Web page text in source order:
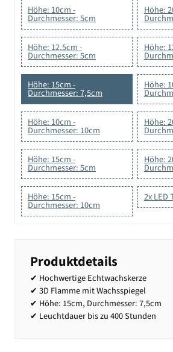
Höhe: 10cm -
Durchmesser: 5cm
Höhe:
Höhe: 12,5cm -
Durchmesser: 5cm
Höhe:
Höhe: 15cm -
Durchmesser: 7,5cm
Höhe:
Höhe: 10cm -
Durchmesser: 10cm
Höhe:
Höhe: 15cm -
Durchmesser: 5cm
Höhe:
Höhe: 15cm -
Durchmesser: 10cm
2x LED
Produktdetails
✔ Hochwertige Echtwachskerze
✔ 3D Flamme mit Wachsspiegel
✔ Höhe: 15cm, Durchmesser: 7,5cm
✔ Leuchtdauer bis zu 400 Stunden